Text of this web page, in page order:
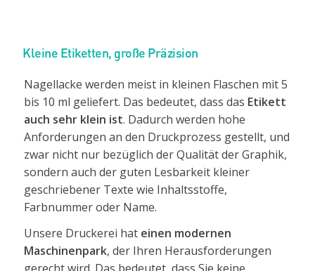
Kleine Etiketten, große Präzision
Nagellacke werden meist in kleinen Flaschen mit 5
bis 10 ml geliefert. Das bedeutet, dass das Etikett
auch sehr klein ist. Dadurch werden hohe
Anforderungen an den Druckprozess gestellt, und
zwar nicht nur bezüglich der Qualität der Graphik,
sondern auch der guten Lesbarkeit kleiner
geschriebener Texte wie Inhaltsstoffe,
Farbnummer oder Name.
Unsere Druckerei hat einen modernen
Maschinenpark, der Ihren Herausforderungen